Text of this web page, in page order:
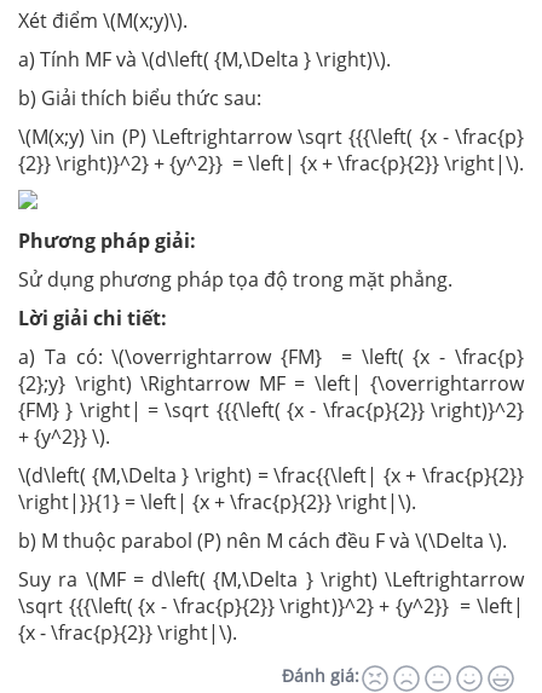
Xét điểm \(M(x;y)\).
a) Tính MF và \(d\left( {M,\Delta } \right)\).
b) Giải thích biểu thức sau:
\(M(x;y) \in (P) \Leftrightarrow \sqrt {{{\left( {x - \frac{p}
{2}} \right)}^2} + {y^2}} = \left| {x + \frac{p}{2}} \right|\).
Phương pháp giải:
Sử dụng phương pháp tọa độ trong mặt phẳng.
Lời giải chi tiết:
a) Ta có: \(\overrightarrow {FM} = \left( {x - \frac{p}
{2};y} \right) \Rightarrow MF = \left| {\overrightarrow
{FM} } \right| = \sqrt {{{\left( {x - \frac{p}{2}} \right)}^2}
+ {y^2}} \).
\(d\left( {M,\Delta } \right) = \frac{{\left| {x + \frac{p}{2}}
\right|}}{1} = \left| {x + \frac{p}{2}} \right|\).
b) M thuộc parabol (P) nên M cách đều F và \(\Delta \).
Suy ra \(MF = d\left( {M,\Delta } \right) \Leftrightarrow
\sqrt {{{\left( {x - \frac{p}{2}} \right)}^2} + {y^2}} = \left|
{x - \frac{p}{2}} \right|\).
Đánh giá: